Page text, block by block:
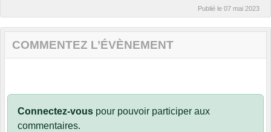
Publié le 07 mai 2023
COMMENTEZ L’ÉVÈNEMENT
Connectez-vous pour pouvoir participer aux
commentaires.